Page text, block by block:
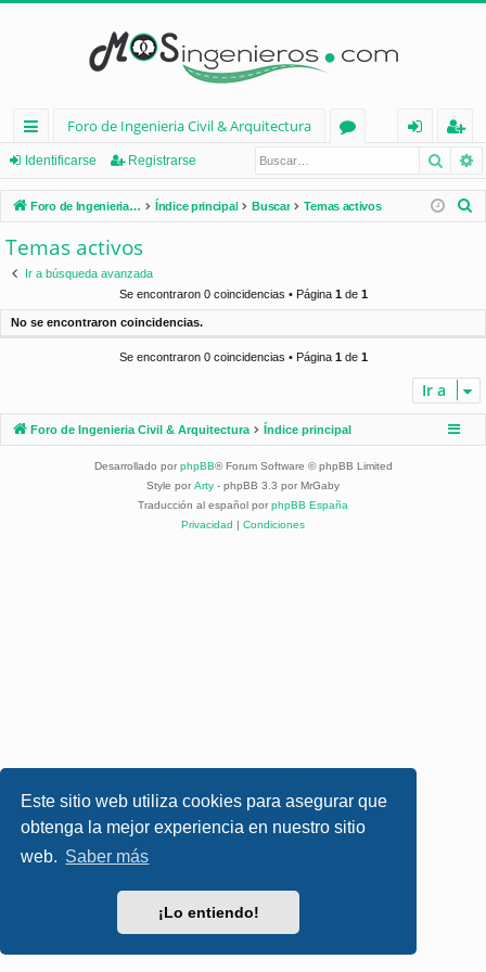
Este sitio web utiliza cookies para asegurar que
obtenga la mejor experiencia en nuestro sitio
web. Saber más
¡Lo entiendo!
nl
ac
es
rá
d
Foro de Ingenieria Civil & Arquitectura
os
nt
ifi
eg
ist
ra
Identificarse Registrarse
Foro de Ingenieria Civil & Arquitectura Índice principal Buscar Temas activos
Temas activos
Ir a búsqueda avanzada
Se encontraron 0 coincidencias • Página 1de 1
No se encontraron coincidencias.
Se encontraron 0 coincidencias • Página 1de 1
Ir a
Foro de Ingenieria Civil & Arquitectura Índice principal
Desarrollado por phpBB® Forum Software © phpBB Limited
Style por Arty - phpBB 3.3 por MrGaby
Traducción al español por phpBB España
Privacidad | Condiciones